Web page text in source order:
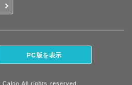
PC版を表示
All rights reserved.